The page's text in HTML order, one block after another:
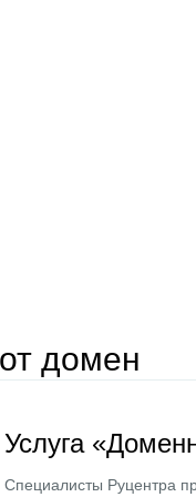
домен
Услуга
Специалисты Руцентра